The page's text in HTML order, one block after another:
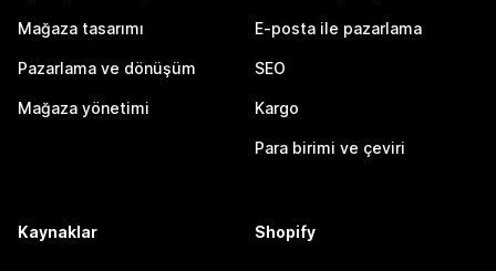
Mağaza tasarımı
Pazarlama ve dönüşüm
Mağaza yönetimi
E-posta ile pazarlama
SEO
Kargo
Para birimi ve çeviri
Kaynaklar Shopify